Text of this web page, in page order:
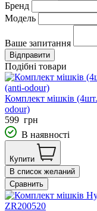
Бренд
Модель
Ваше запитання
Подібні товари
Комплект мішків
odour)
599 грн
В наявності
Купити
В список желаний
Сравнить